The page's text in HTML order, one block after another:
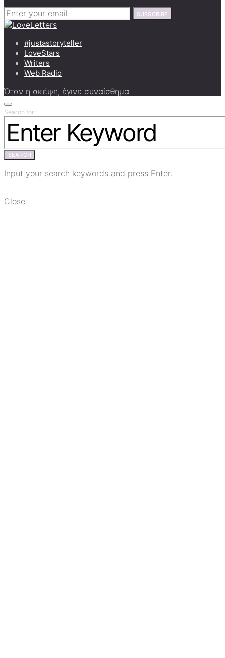
SUBSCRIBE
#justastoryteller
LoveStars
Writers
Web Radio
Όταν η σκέψη, έγινε συναίσθημα
Search for:
SEARCH
Input your search keywords and press Enter.
Close